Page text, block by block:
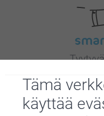
Tämä
käyttää